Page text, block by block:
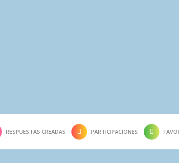
RESPUESTAS CREADAS PARTICIPACIONES